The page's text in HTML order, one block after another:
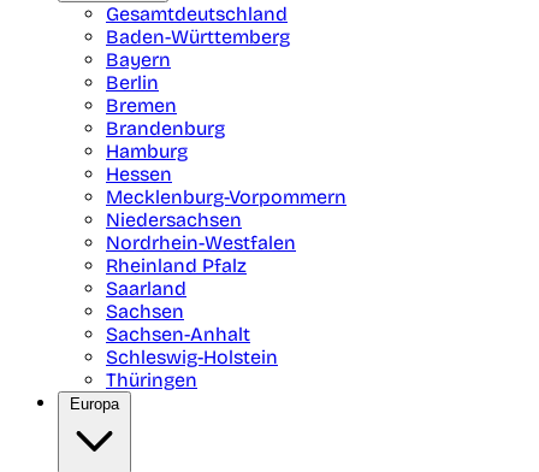
Gesamtdeutschland
Baden-Württemberg
Bayern
Berlin
Bremen
Brandenburg
Hamburg
Hessen
Mecklenburg-Vorpommern
Niedersachsen
Nordrhein-Westfalen
Rheinland Pfalz
Saarland
Sachsen
Sachsen-Anhalt
Schleswig-Holstein
Thüringen
Europa